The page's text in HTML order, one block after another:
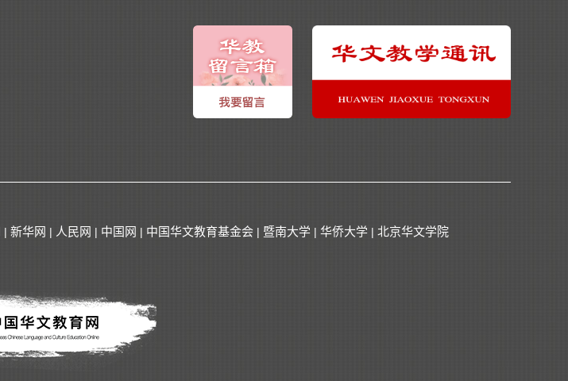
| 新华网 | 人民网 | 中国网 | 中国华文教育基金会 | 暨南大学 | 华侨大学 | 北京华文学院